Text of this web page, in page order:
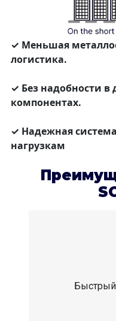
✓ Меньшая
логистика.
✓ Без надобности в
компонентах.
✓ Надежная
нагрузкам